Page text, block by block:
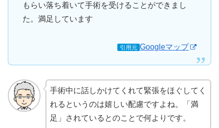
もらい落ち着いて手術を受けることができまし
た。満足しています
引用元 Googleマップ
手術中に話しかけてくれて緊張をほぐしてく
れるというのは嬉しい配慮ですよね。「満
足」されているとのことで何よりです。